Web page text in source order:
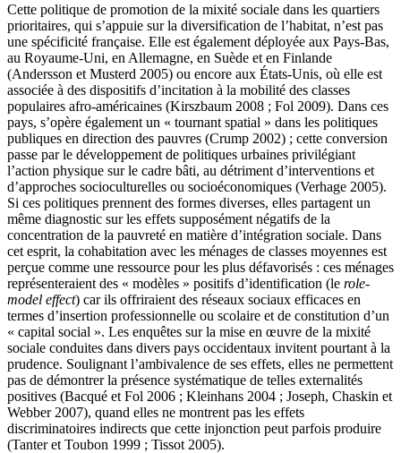
Cette politique de promotion de la mixité sociale dans les quartiers
prioritaires, qui s’appuie sur la diversification de l’habitat, n’est pas
une spécificité française. Elle est également déployée aux Pays-Bas,
au Royaume-Uni, en Allemagne, en Suède et en Finlande
(Andersson et Musterd 2005) ou encore aux États-Unis, où elle est
associée à des dispositifs d’incitation à la mobilité des classes
populaires afro-américaines (Kirszbaum 2008 ; Fol 2009). Dans ces
pays, s’opère également un « tournant spatial » dans les politiques
publiques en direction des pauvres (Crump 2002) ; cette conversion
passe par le développement de politiques urbaines privilégiant
l’action physique sur le cadre bâti, au détriment d’interventions et
d’approches socioculturelles ou socioéconomiques (Verhage 2005).
Si ces politiques prennent des formes diverses, elles partagent un
même diagnostic sur les effets supposément négatifs de la
concentration de la pauvreté en matière d’intégration sociale. Dans
cet esprit, la cohabitation avec les ménages de classes moyennes est
perçue comme une ressource pour les plus défavorisés : ces ménages
représenteraient des « modèles » positifs d’identification (le role-
model effect) car ils offriraient des réseaux sociaux efficaces en
termes d’insertion professionnelle ou scolaire et de constitution d’un
« capital social ». Les enquêtes sur la mise en œuvre de la mixité
sociale conduites dans divers pays occidentaux invitent pourtant à la
prudence. Soulignant l’ambivalence de ses effets, elles ne permettent
pas de démontrer la présence systématique de telles externalités
positives (Bacqué et Fol 2006 ; Kleinhans 2004 ; Joseph, Chaskin et
Webber 2007), quand elles ne montrent pas les effets
discriminatoires indirects que cette injonction peut parfois produire
(Tanter et Toubon 1999 ; Tissot 2005).